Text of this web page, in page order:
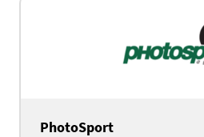
PhotoSport